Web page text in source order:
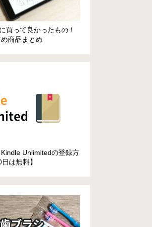
買って良かったもの！
商品まとめ
Unlimitedの登録方
は無料】